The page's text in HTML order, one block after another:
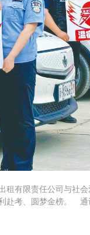
租有限责任公司与社
利赴考、圆梦金榜。